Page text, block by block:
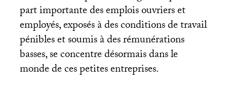
part importante des emplois ouvriers et
employés, exposés à des conditions de travail
pénibles et soumis à des rémunérations
basses, se concentre désormais dans le
monde de ces petites entreprises.